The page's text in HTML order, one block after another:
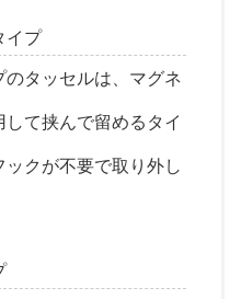
イプ
タッセルは、マグネ
て挟んで留めるタイ
クが不要で取り外し